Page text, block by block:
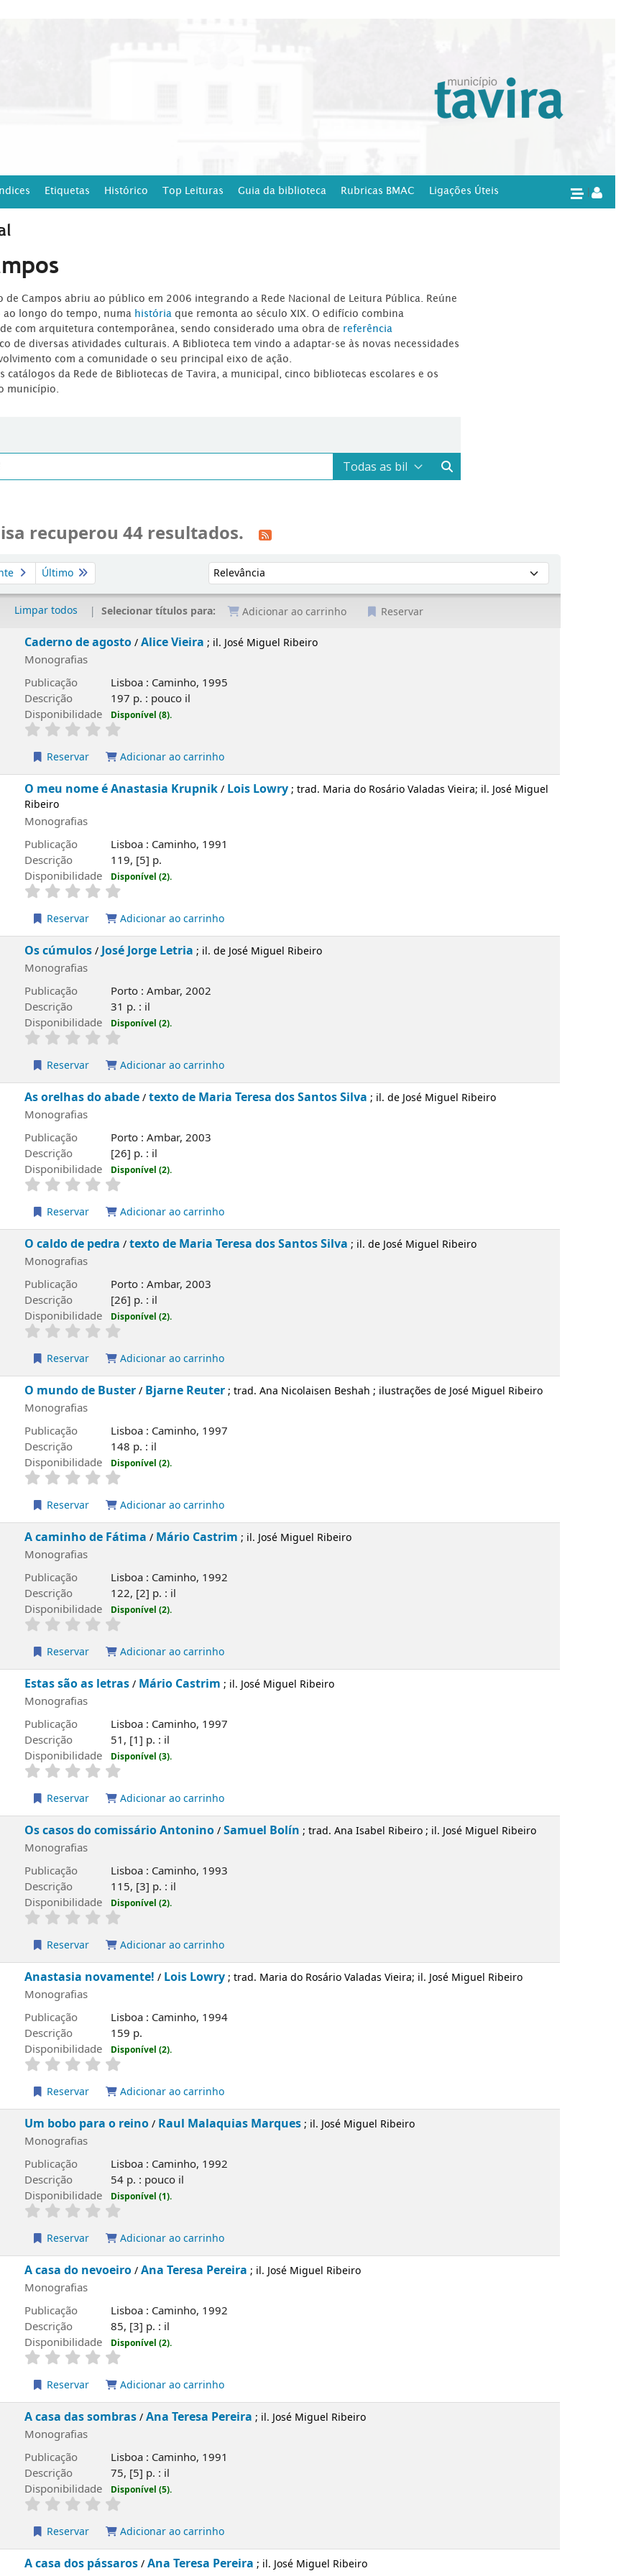
Etiquetas Histórico Top Leituras Guia da biblioteca Rubricas BMAC Ligações Úteis
de Campos abriu ao público em 2006 integrando a Rede Nacional de Leitura Pública. Reúne
ao longo do tempo, numa história que remonta ao século XIX. O edifício combina
com arquitetura contemporânea, sendo considerado uma obra de referência
de diversas atividades culturais. A Biblioteca tem vindo a adaptar-se às novas necessidades
com a comunidade o seu principal eixo de ação.
catálogos da Rede de Bibliotecas de Tavira, a municipal, cinco bibliotecas escolares e os
município.
recuperou 44 resultados.
Último Ordenar por:
Limpar todos Selecionar títulos para: Adicionar ao carrinho Reservar
Caderno de agosto/Alice Vieira; il. José Miguel Ribeiro
Monografias
Publicação
Lisboa : Caminho, 1995
Descrição
197 p. : pouco il
Disponibilidade
Disponível (8).
Reservar Adicionar ao carrinho
local
O meu nome é Anastasia Krupnik/Lois Lowry; trad. Maria do Rosário Valadas Vieira; il. José
Monografias
Publicação
Lisboa : Caminho, 1991
Descrição
119, [5] p.
Disponibilidade
Disponível (2).
Reservar Adicionar ao carrinho
Os cúmulos/José Jorge Letria
Monografias
Publicação
Porto : Ambar, 2002
Descrição
Disponibilidade
Disponível (2).
Reservar Adicionar ao carrinho
As orelhas do abade/ texto de Maria Teresa dos Santos Silva
Monografias
Publicação
Porto : Ambar, 2003
Descrição
Disponibilidade
Disponível (2).
Reservar Adicionar ao carrinho
O caldo de pedra/texto de Maria Teresa dos Santos Silva
Monografias
Publicação
Porto : Ambar, 2003
Descrição
Disponibilidade
Disponível (2).
Reservar Adicionar ao carrinho
O mundo de Buster/Bjarne Reuter
Ribeiro
Monografias
Publicação
Descrição
148 p. : il
Reservar
A caminho de Fátima
Monografias
Publicação
Descrição
122, [2] p. : il
Reservar
Estas são as letras/
Monografias
Publicação
Descrição
51, [1] p. : il
Reservar
Os casos do comissário Antonino
Ribeiro
Monografias
Publicação
Lisboa : Caminho, 1993
Descrição
Disponibilidade
Disponível (2).
Reservar Adicionar ao carrinho
local
Anastasia novamente!
Ribeiro
Publicação
Descrição
159 p.
Disponibilidade
Reservar Adicionar ao carrinho
Um bobo para o reino/Raul Malaquias Marques
Monografias
Publicação
Disponibilidade
Disponível (1).
Reservar
A casa do nevoeiro /Ana Teresa Pereira
Monografias
Publicação
Disponibilidade
Disponível (2).
Reservar
A casa das sombras/Ana Teresa Pereira
Monografias